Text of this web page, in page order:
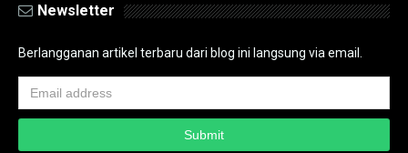
Newsletter
Berlangganan artikel terbaru dari blog ini langsung via email.